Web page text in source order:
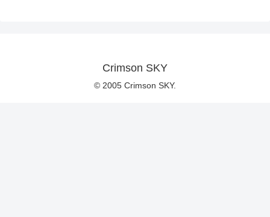
Crimson SKY
© 2005 Crimson SKY.